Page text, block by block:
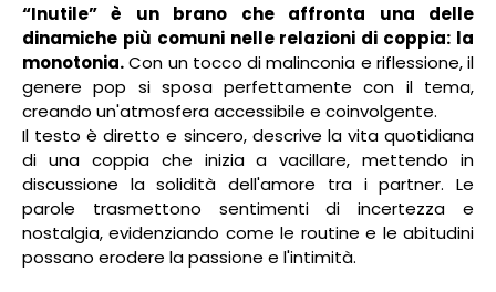
“Inutile” è un brano che affronta una delle
dinamiche più comuni nelle relazioni di coppia: la
monotonia.Con un tocco di malinconia e riflessione, il
genere pop si sposa perfettamente con il tema,
creando un'atmosfera accessibile e coinvolgente.
Il testo è diretto e sincero, descrive la vita quotidiana
di una coppia che inizia a vacillare, mettendo in
discussione la solidità dell'amore tra i partner. Le
parole trasmettono sentimenti di incertezza e
nostalgia, evidenziando come le routine e le abitudini
possano erodere la passione e l'intimità.